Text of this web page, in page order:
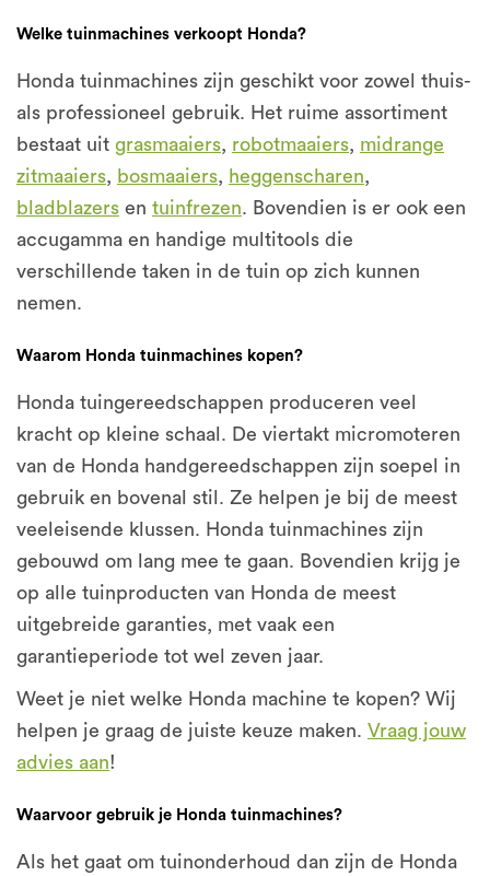
Welke tuinmachines verkoopt Honda?
Honda tuinmachines zijn geschikt voor zowel thuis-
als professioneel gebruik. Het ruime assortiment
bestaat uit grasmaaiers, robotmaaiers, midrange
zitmaaiers, bosmaaiers, heggenscharen,
bladblazers en tuinfrezen. Bovendien is er ook een
accugamma en handige multitools die
verschillende taken in de tuin op zich kunnen
nemen.
Waarom Honda tuinmachines kopen?
Honda tuingereedschappen produceren veel
kracht op kleine schaal. De viertakt micromoteren
van de Honda handgereedschappen zijn soepel in
gebruik en bovenal stil. Ze helpen je bij de meest
veeleisende klussen. Honda tuinmachines zijn
gebouwd om lang mee te gaan. Bovendien krijg je
op alle tuinproducten van Honda de meest
uitgebreide garanties, met vaak een
garantieperiode tot wel zeven jaar.
Weet je niet welke Honda machine te kopen? Wij
helpen je graag de juiste keuze maken. Vraag jouw
advies aan!
Waarvoor gebruik je Honda tuinmachines?
Als het gaat om tuinonderhoud dan zijn de Honda